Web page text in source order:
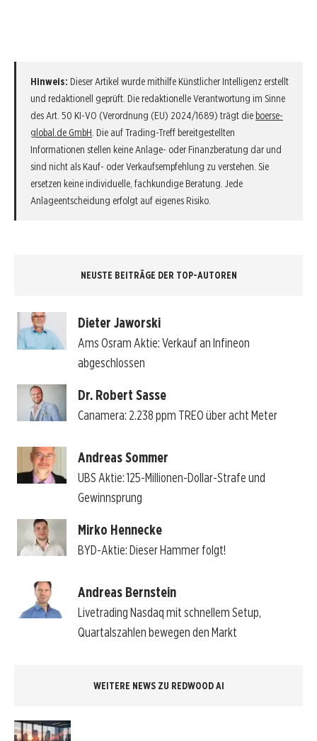
Hinweis: Dieser Artikel wurde mithilfe Künstlicher Intelligenz erstellt
und redaktionell geprüft. Die redaktionelle Verantwortung im Sinne
des Art. 50 KI-VO (Verordnung (EU) 2024/1689) trägt die boerse-
global.de GmbH . Die auf Trading-Treff bereitgestellten
Informationen stellen keine Anlage- oder Finanzberatung dar und
sind nicht als Kauf- oder Verkaufsempfehlung zu verstehen. Sie
ersetzen keine individuelle, fachkundige Beratung. Jede
Anlageentscheidung erfolgt auf eigenes Risiko.
NEUSTE BEITRÄGE DER TOP-AUTOREN
Dieter Jaworski
Ams Osram Aktie: Verkauf an Infineon
abgeschlossen
Dr. Robert Sasse
Canamera: 2.238 ppm TREO über acht Meter
Andreas Sommer
UBS Aktie: 125-Millionen-Dollar-Strafe und
Gewinnsprung
Mirko Hennecke
BYD-Aktie: Dieser Hammer folgt!
Andreas Bernstein
Livetrading Nasdaq mit schnellem Setup,
Quartalszahlen bewegen den Markt
WEITERE NEWS ZU REDWOOD AI